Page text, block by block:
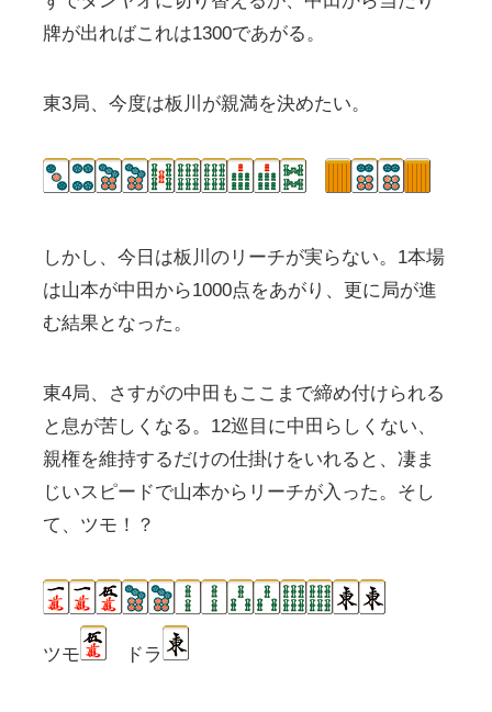
牌が出ればこれは1300であがる。
東3局、今度は板川が親満を決めたい。
しかし、今日は板川のリーチが実らない。1本場
は山本が中田から1000点をあがり、更に局が進
む結果となった。
東4局、さすがの中田もここまで締め付けられる
と息が苦しくなる。12巡目に中田らしくない、
親権を維持するだけの仕掛けをいれると、凄ま
じいスピードで山本からリーチが入った。そし
て、ツモ！？
ツモ ドラ